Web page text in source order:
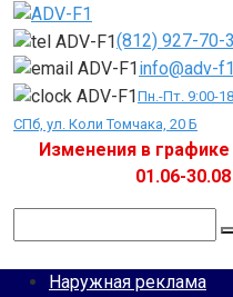
Перейти
контенту
(812) 927-70-
info@adv-
Пн.-Пт. 9:00-
СПб, ул. Коли Томчака, 20 Б
Изменения в
01.06-
Наружная реклама